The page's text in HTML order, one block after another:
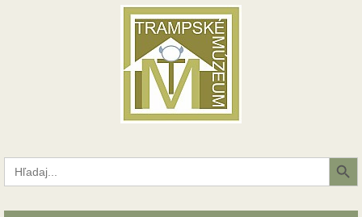
Search
for:
Search Button